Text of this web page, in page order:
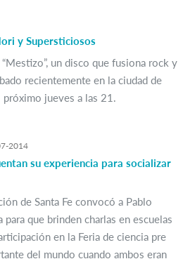
y Supersticiosos
un disco que fusiona rock y
recientemente en la ciudad de
jueves a las 21.
2014
su experiencia para socializar
de Santa Fe convocó a Pablo
que brinden charlas en escuelas
en la Feria de ciencia pre
del mundo cuando ambos eran